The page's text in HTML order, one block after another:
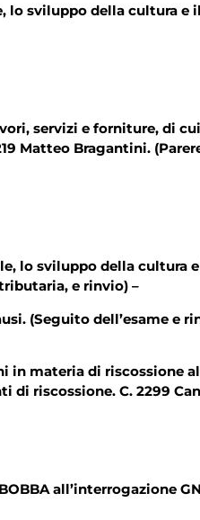
sviluppo della cultura e
servizi e forniture, di
Matteo Bragantini.
lo sviluppo della cultura
tributaria, e rinvio)
(Seguito dell’esame e
materia di riscossione
riscossione. C. 2299
all’interrogazione